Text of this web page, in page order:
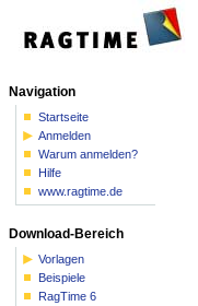
Navigation
Startseite
Anmelden
Warum anmelden?
Hilfe
www.ragtime.de
Download-Bereich
Vorlagen
Beispiele
RagTime 6